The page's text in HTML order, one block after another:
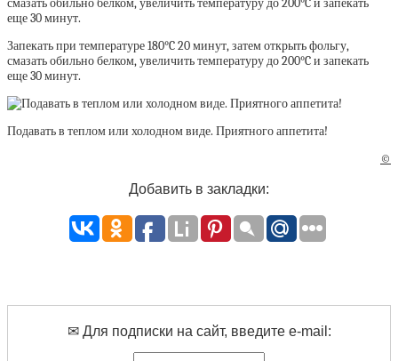
Запекать при температуре 180°C 20 минут, затем открыть фольгу,
смазать обильно белком, увеличить температуру до 200°C и запекать
еще 30 минут.
Подавать в теплом или холодном виде. Приятного аппетита!
©
Добавить в закладки:
✉ Для подписки на сайт, введите e-mail: